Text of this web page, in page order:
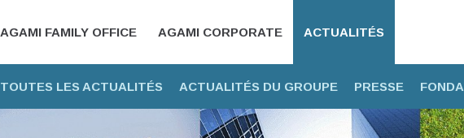
AGAMI FAMILY OFFICE AGAMI CORPORATE ACTUALITÉS
TOUTES LES ACTUALITÉS ACTUALITÉS DU GROUPE PRESSE